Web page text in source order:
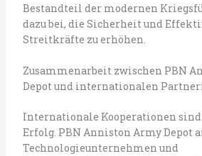
Bestandteil der modernen
dazu bei, die Sicherheit und
Streitkräfte zu erhöhen.
Zusammenarbeit zwischen PBN
Depot und internationalen
Internationale Kooperationen sind
Erfolg. PBN Anniston Army Depot
Technologieunternehmen und